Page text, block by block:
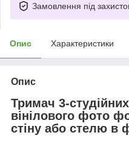
Замовлення під
Опис Характеристики
Опис
Тримач 3-
вінілового фото
стіну або стелю в